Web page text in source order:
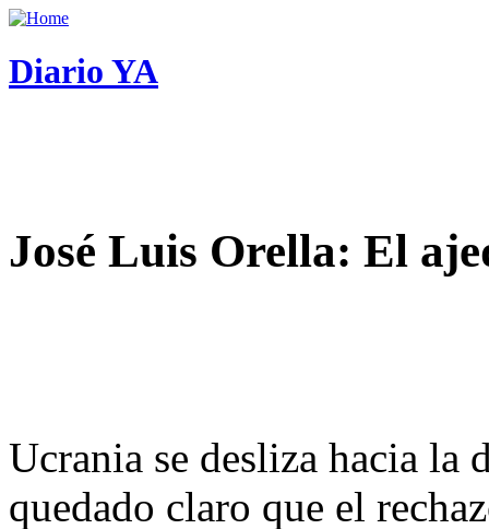
Diario YA
José Luis Orella: El
Ucrania se desliza hacia
quedado claro que el